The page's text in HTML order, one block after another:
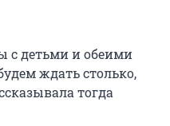
детьми и обеими
ждать столько,
тогда